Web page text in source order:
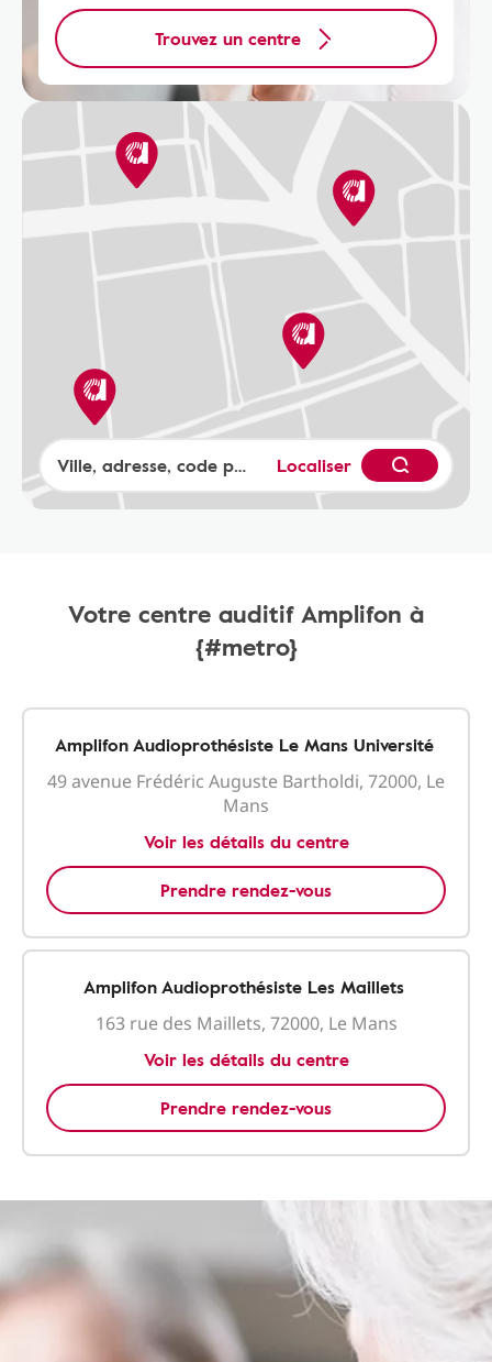
Trouvez un centre
Localiser
Votre centre auditif Amplifon à
{#metro}
Amplifon Audioprothésiste Le Mans Université
49 avenue Frédéric Auguste Bartholdi, 72000, Le
Mans
Voir les détails du centre
Prendre rendez-vous
Amplifon Audioprothésiste Les Maillets
163 rue des Maillets, 72000, Le Mans
Voir les détails du centre
Prendre rendez-vous